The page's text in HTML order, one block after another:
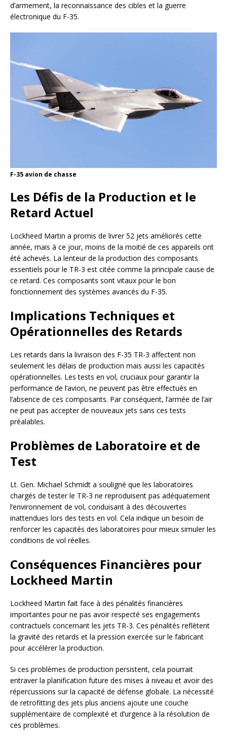
d’armement, la reconnaissance des cibles et la guerre
électronique du F-35.
F-35 avion de chasse
Les Défis de la Production et le
Retard Actuel
Lockheed Martin a promis de livrer 52 jets améliorés cette
année, mais à ce jour, moins de la moitié de ces appareils ont
été achevés. La lenteur de la production des composants
essentiels pour le TR-3 est citée comme la principale cause de
ce retard. Ces composants sont vitaux pour le bon
fonctionnement des systèmes avancés du F-35.
Implications Techniques et
Opérationnelles des Retards
Les retards dans la livraison des F-35 TR-3 affectent non
seulement les délais de production mais aussi les capacités
opérationnelles. Les tests en vol, cruciaux pour garantir la
performance de l’avion, ne peuvent pas être effectués en
l’absence de ces composants. Par conséquent, l’armée de l’air
ne peut pas accepter de nouveaux jets sans ces tests
préalables.
Problèmes de Laboratoire et de
Test
Lt. Gen. Michael Schmidt a souligné que les laboratoires
chargés de tester le TR-3 ne reproduisent pas adéquatement
l’environnement de vol, conduisant à des découvertes
inattendues lors des tests en vol. Cela indique un besoin de
renforcer les capacités des laboratoires pour mieux simuler les
conditions de vol réelles.
Conséquences Financières pour
Lockheed Martin
Lockheed Martin fait face à des pénalités financières
importantes pour ne pas avoir respecté ses engagements
contractuels concernant les jets TR-3. Ces pénalités reflètent
la gravité des retards et la pression exercée sur le fabricant
pour accélérer la production.
Si ces problèmes de production persistent, cela pourrait
entraver la planification future des mises à niveau et avoir des
répercussions sur la capacité de défense globale. La nécessité
de retrofitting des jets plus anciens ajoute une couche
supplémentaire de complexité et d’urgence à la résolution de
ces problèmes.